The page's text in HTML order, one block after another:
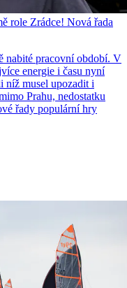
role Zrádce! Nová řada
nabité pracovní období. V
energie i času nyní
níž musel upozadit i
Prahu, nedostatku
řady populární hry